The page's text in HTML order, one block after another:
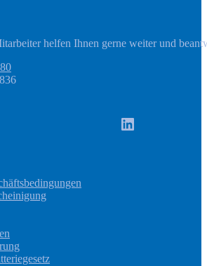
helfen Ihnen gerne weiter und
LinkedIn